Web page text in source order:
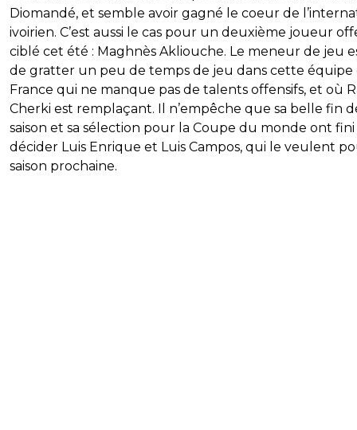
Diomandé, et semble avoir gagné le coeur de
ivoirien. C’est aussi le cas pour un deuxième joueur
ciblé cet été : Maghnès Akliouche. Le meneur de jeu
de gratter un peu de temps de jeu dans cette équipe
France qui ne manque pas de talents offensifs, et où
Cherki est remplaçant. Il n’empêche que sa belle fin
saison et sa sélection pour la Coupe du monde ont
décider Luis Enrique et Luis Campos, qui le veulent
saison prochaine.